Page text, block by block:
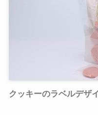
クッキーのラベルデザ